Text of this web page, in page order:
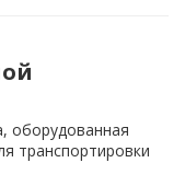
оборудованная
транспортировки